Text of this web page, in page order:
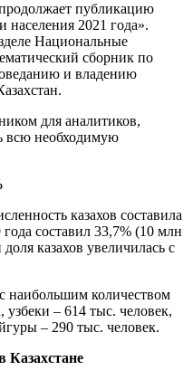
публикацию
населения 2021 года».
Национальные
сборник по
и владению
для аналитиков,
всю необходимую
казахов составила
составил 33,7% (10 млн
казахов увеличилась с
наибольшим количеством
– 614 тыс. человек,
– 290 тыс. человек.
Казахстане